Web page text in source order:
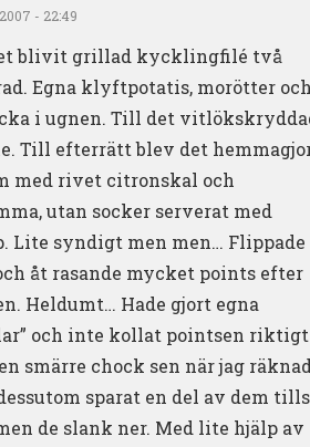
- 22:49
blivit grillad kycklingfilé två
Egna klyftpotatis, morötter
i ugnen. Till det
Till efterrätt blev det
med rivet citronskal och
utan socker serverat med
Lite syndigt men men… Flippade
åt rasande mycket points efter
Heldumt… Hade gjort egna
och inte kollat pointsen
smärre chock sen när jag
sparat en del av dem tills
de slank ner. Med lite hjälp av